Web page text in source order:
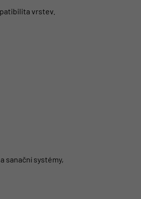
vrstev.
sanační systémy,